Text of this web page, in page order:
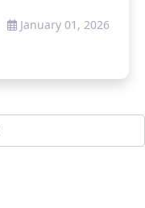
January 01, 2026